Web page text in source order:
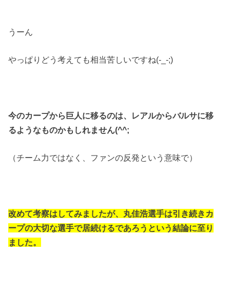
うーん
やっぱりどう考えても相当苦しいですね(-_-;)
今のカープから巨人に移るのは、レアルからバルサに移
るようなものかもしれません(^^;
（チーム力ではなく、ファンの反発という意味で）
改めて考察はしてみましたが、丸佳浩選手は引き続きカ
ープの大切な選手で居続けるであろうという結論に至り
ました。